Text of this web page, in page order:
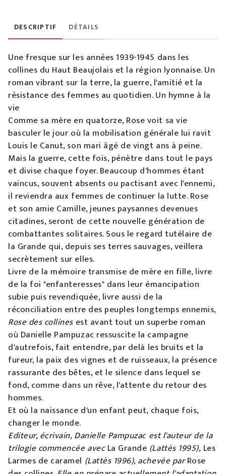
DESCRIPTIF DÉTAILS
Une fresque sur les années 1939-1945 dans les
collines du Haut Beaujolais et la région lyonnaise. Un
roman vibrant sur la terre, la guerre, l'amitié et la
résistance des femmes au quotidien. Un hymne à la
vie
Comme sa mère en quatorze, Rose voit sa vie
basculer le jour où la mobilisation générale lui ravit
Louis le Canut, son mari âgé de vingt ans à peine.
Mais la guerre, cette fois, pénètre dans tout le pays
et divise chaque foyer. Beaucoup d'hommes étant
vaincus, souvent absents ou pactisant avec l'ennemi,
il reviendra aux femmes de continuer la lutte. Rose
et son amie Camille, jeunes paysannes devenues
citadines, seront de cette nouvelle génération de
combattantes solitaires. Sous le regard tutélaire de
la Grande qui, depuis ses terres sauvages, veillera
secrètement sur elles.
Livre de la mémoire transmise de mère en fille, livre
de la foi "enfanteresses" dans leur émancipation
subie puis revendiquée, livre aussi de la
réconciliation entre des peuples longtemps ennemis,
Rose des collinesest avant tout un superbe roman
où Danielle Pampuzac ressuscite la campagne
d'autrefois, fait entendre, par delà les bruits et la
fureur, la paix des vignes et de ruisseaux, la présence
rassurante des bêtes, et le silence dans lequel se
fond, comme dans un rêve, l'attente du retour des
hommes.
Et où la naissance d'un enfant peut, chaque fois,
changer le monde.
Editeur, écrivain, Danielle Pampuzac est l'auteur de la
trilogie commencée avecLa Grande (Lattès 1995), Les
Larmes de caramel (Lattès 1996), achevée parRose